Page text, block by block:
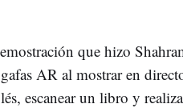
que hizo
AR al mostrar en
escanear un libro y